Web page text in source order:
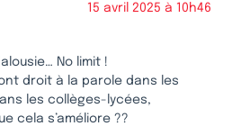
15 avril 2025 à 10h46
No limit !
droit à la parole dans les
les collèges-lycées,
cela s’améliore ??